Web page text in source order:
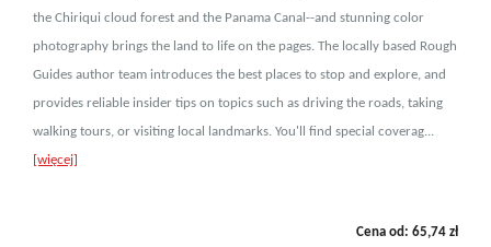
the Chiriqui cloud forest and the Panama Canal--and stunning color
photography brings the land to life on the pages. The locally based Rough
Guides author team introduces the best places to stop and explore, and
provides reliable insider tips on topics such as driving the roads, taking
walking tours, or visiting local landmarks. You'll find special coverag...
[więcej]
Cena od: 65,74 zł